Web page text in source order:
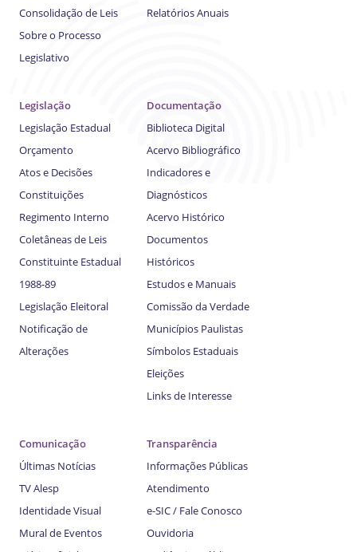
Consolidação de Leis
Sobre o Processo
Legislativo
Relatórios Anuais
Legislação
Legislação Estadual
Orçamento
Atos e Decisões
Constituições
Regimento Interno
Coletâneas de Leis
Constituinte Estadual
1988-89
Legislação Eleitoral
Notificação de
Alterações
Documentação
Biblioteca Digital
Acervo Bibliográfico
Indicadores e
Diagnósticos
Acervo Histórico
Documentos
Históricos
Estudos e Manuais
Comissão da Verdade
Municípios Paulistas
Símbolos Estaduais
Eleições
Links de Interesse
Comunicação
Últimas Notícias
TV Alesp
Identidade Visual
Mural de Eventos
Transparência
Informações Públicas
Atendimento
e-SIC / Fale Conosco
Ouvidoria